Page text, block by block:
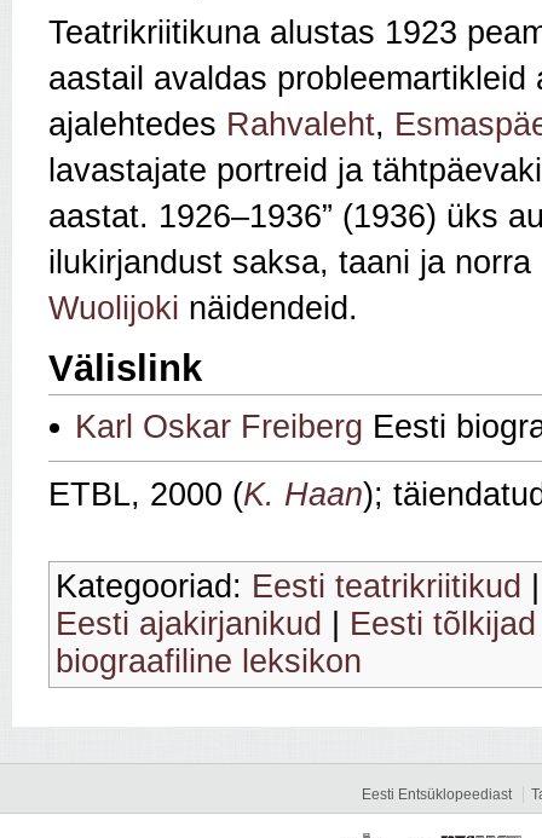
Teatrikriitikuna alustas 1923
aastail avaldas
ajalehtedes Rahvaleht,
lavastajate portreid ja
aastat. 1926–1936” (1936) üks
ilukirjandust saksa, taani ja
Wuolijoki näidendeid.
Välislink
Karl Oskar Freiberg Eesti
ETBL, 2000 (K. Haan);
Kategooriad: Eesti teatrikriitikud
Eesti ajakirjanikud
Eesti tõlkijad
biograafiline leksikon
Eesti Entsüklopeediast